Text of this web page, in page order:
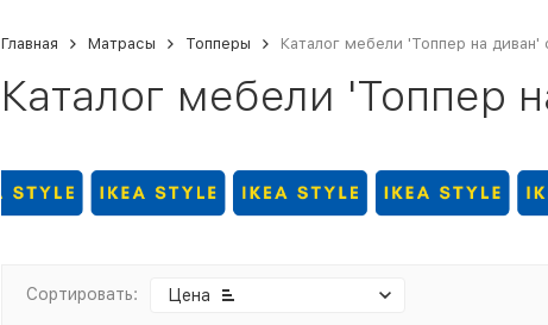
Главная Матрасы Топперы Каталог мебели 'Топпер на
Каталог мебели 'Топпер
Сортировать: Цена